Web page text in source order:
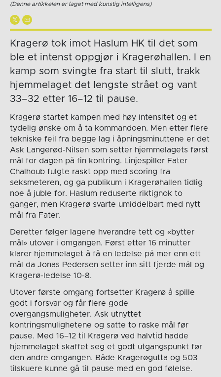
(Denne artikkelen er laget med kunstig intelligens)
Kragerø tok imot Haslum HK til det som
ble et intenst oppgjør i Kragerøhallen. I en
kamp som svingte fra start til slutt, trakk
hjemmelaget det lengste strået og vant
33–32 etter 16–12 til pause.
Kragerø startet kampen med høy intensitet og et
tydelig ønske om å ta kommandoen. Men etter flere
tekniske feil fra begge lag i åpningsminuttene er det
Ask Langerød-Nilsen som setter hjemmelagets først
mål for dagen på fin kontring. Linjespiller Fater
Chalhoub fulgte raskt opp med scoring fra
seksmeteren, og ga publikum i Kragerøhallen tidlig
noe å juble for. Haslum reduserte riktignok to
ganger, men Kragerø svarte umiddelbart med nytt
mål fra Fater.
Deretter følger lagene hverandre tett og «bytter
mål» utover i omgangen. Først etter 16 minutter
klarer hjemmelaget å få en ledelse på mer enn ett
mål da Jonas Pedersen setter inn sitt fjerde mål og
Kragerø-ledelse 10-8.
Utover første omgang fortsetter Kragerø å spille
godt i forsvar og får flere gode
overgangsmuligheter. Ask utnyttet
kontringsmulighetene og satte to raske mål før
pause. Med 16–12 til Kragerø ved halvtid hadde
hjemmelaget skaffet seg et godt utgangspunkt før
den andre omgangen. Både Kragerøgutta og 503
tilskuere kunne gå til pause med en god følelse.